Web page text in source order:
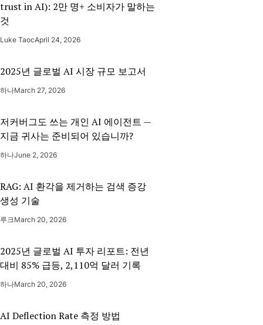
trust in AI): 2만 명+ 소비자가 말하는
것
Luke TaocApril 24, 2026
2025년 글로벌 AI 시장 규모 보고서
하나March 27, 2026
저커버그도 쓰는 개인 AI 에이전트 —
지금 귀사는 준비되어 있습니까?
하나June 2, 2026
RAG: AI 환각을 제거하는 검색 증강
생성 기술
루크March 20, 2026
2025년 글로벌 AI 투자 리포트: 전년
대비 85% 급등, 2,110억 달러 기록
하나March 20, 2026
AI Deflection Rate 측정 방법